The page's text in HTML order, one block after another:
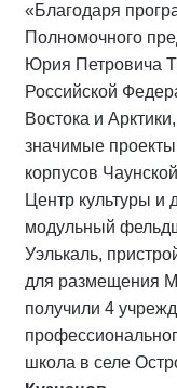
«Благодаря
Полномочного
Юрия Петровича
Российской
Востока и
значимые
корпусов
Центр культуры и
модульный
Уэлькаль,
для размещения
получили 4
школа в селе